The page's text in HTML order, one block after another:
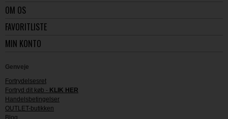
OM OS
FAVORITLISTE
MIN KONTO
Genveje
Fortrydelsesret
Fortryd dit køb - KLIK HER
Handelsbetingelser
OUTLET-butikken
Blog